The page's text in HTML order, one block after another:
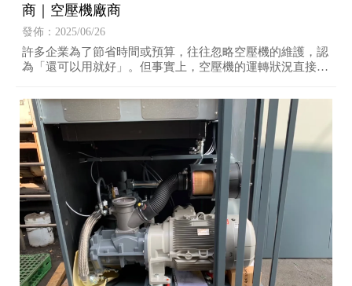
商｜空壓機廠商
發佈：2025/06/26
許多企業為了節省時間或預算，往往忽略空壓機的維護，認
為「還可以用就好」。但事實上，空壓機的運轉狀況直接關